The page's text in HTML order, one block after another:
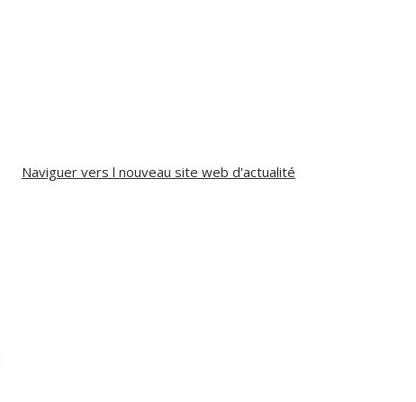
Naviguer vers l nouveau site web d'actualité